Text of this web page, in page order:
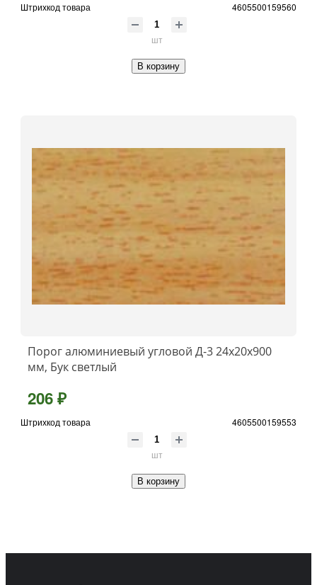
Штрихкод товара 4605500159560
шт
В корзину
Порог алюминиевый угловой Д-3 24x20x900
мм, Бук светлый
206 ₽
Штрихкод товара 4605500159553
шт
В корзину